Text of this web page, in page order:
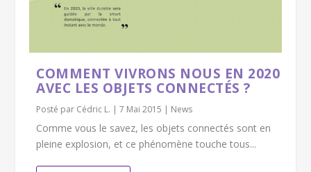
COMMENT VIVRONS NOUS EN 2020
AVEC LES OBJETS CONNECTÉS ?
Posté par Cédric L. |7 Mai 2015 | News
Comme vous le savez, les objets connectés sont en
pleine explosion, et ce phénomène touche tous...